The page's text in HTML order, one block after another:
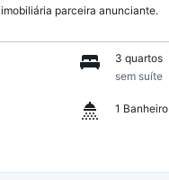
imobiliária parceira anunciante.
3 quartos
sem suíte
1 Banheiro